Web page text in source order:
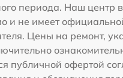
периода. Наш центр
и не имеет
Цены на ремонт,
публичной офертой